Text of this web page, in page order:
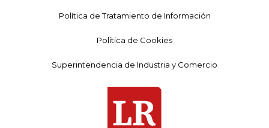
Política de Tratamiento de Información
Política de Cookies
Superintendencia de Industria y Comercio